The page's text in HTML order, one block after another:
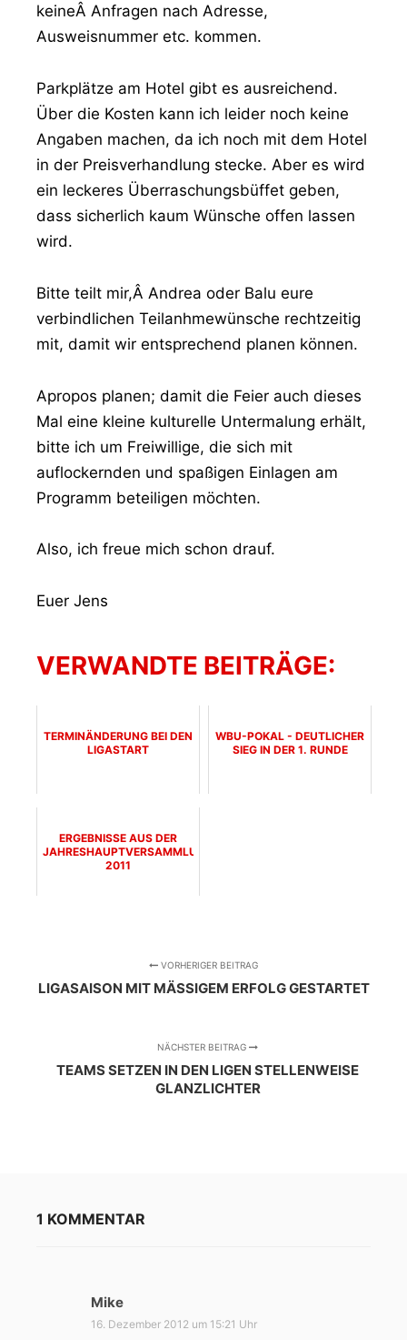
keineÂ Anfragen nach Adresse,
Ausweisnummer etc. kommen.
Parkplätze am Hotel gibt es ausreichend.
Über die Kosten kann ich leider noch keine
Angaben machen, da ich noch mit dem Hotel
in der Preisverhandlung stecke. Aber es wird
ein leckeres Überraschungsbüffet geben,
dass sicherlich kaum Wünsche offen lassen
wird.
Bitte teilt mir,Â Andrea oder Balu eure
verbindlichen Teilanhmewünsche rechtzeitig
mit, damit wir entsprechend planen können.
Apropos planen; damit die Feier auch dieses
Mal eine kleine kulturelle Untermalung erhält,
bitte ich um Freiwillige, die sich mit
auflockernden und spaßigen Einlagen am
Programm beteiligen möchten.
Also, ich freue mich schon drauf.
Euer Jens
VERWANDTE BEITRÄGE:
TERMINÄNDERUNG BEI DEN
LIGASTART
WBU-POKAL - DEUTLICHER
SIEG IN DER 1. RUNDE
ERGEBNISSE AUS DER
JAHRESHAUPTVERSAMMLUNG
2011
VORHERIGER BEITRAG
LIGASAISON MIT MÄSSIGEM ERFOLG GESTARTET
NÄCHSTER BEITRAG
TEAMS SETZEN IN DEN LIGEN STELLENWEISE
GLANZLICHTER
1 KOMMENTAR
Mike
a
16. Dezember 2012 um 15:21 Uhr